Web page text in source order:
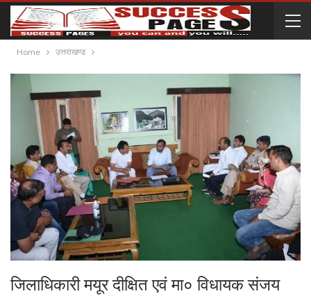
Home उत्तराखण्ड
जिलाधिकारी मयूर दीक्षित एवं मा० विधायक संजय